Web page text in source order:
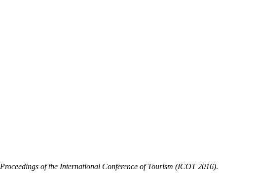
Proceedings of the International Conference of Tourism (ICOT 2016).